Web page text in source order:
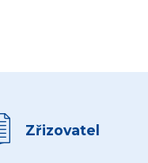
Zřizovatel